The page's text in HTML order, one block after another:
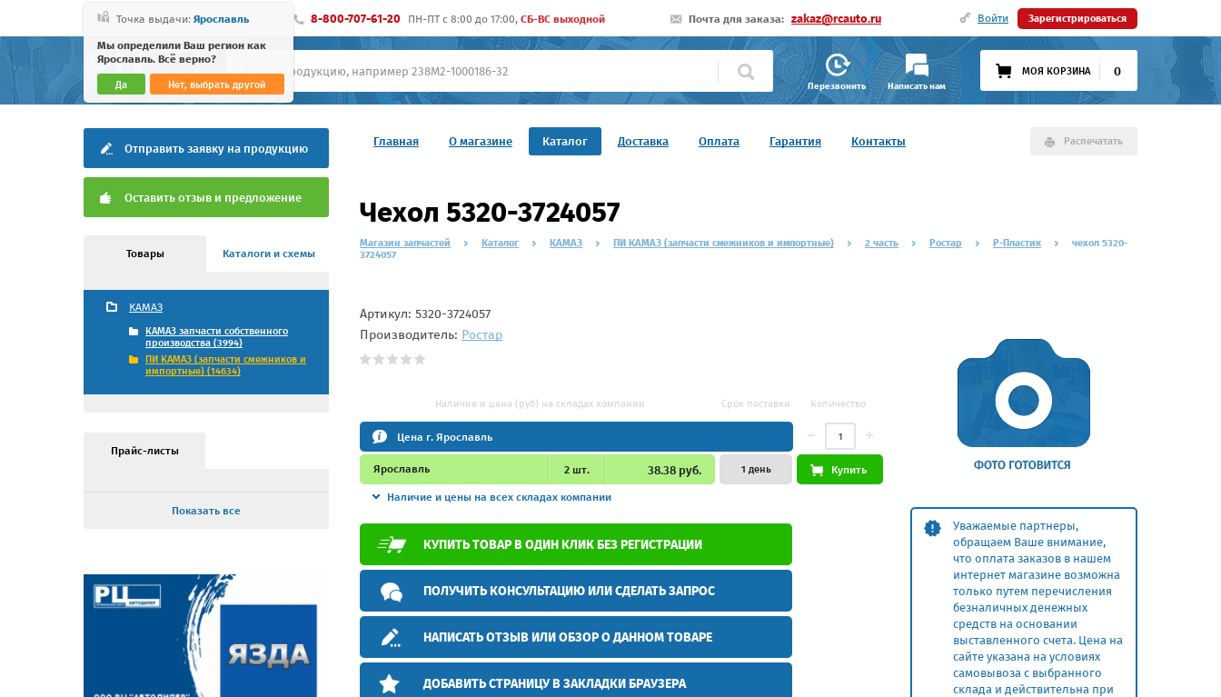
Точка выдачи: Ярославль
Мы определили Ваш регион как
Ярославль. Всё верно?
Да Нет, выбрать другой
8-800-707-61-20 ПН-ПТ c 8:00 до 17:00, СБ-ВС выходной Почта для заказа: zakaz@rcauto.ru Войти Зарегистрироваться
Перезвонить Написать нам
МОЯ КОРЗИНА 0
Главная О магазине Каталог Доставка Оплата Гарантия Контакты Распечатать
Отправить заявку на продукцию
Оставить отзыв и предложение
Товары Каталоги и схемы
КАМАЗ
КАМАЗ запчасти собственного
производства (3994)
ПИ КАМАЗ (запчасти смежников и
импортные) (14634)
Прайс-листы
Показать все
Чехол 5320-3724057
Магазин запчастей Каталог КАМАЗ ПИ КАМАЗ (запчасти смежников и импортные) 2 часть Ростар Р-Пластик
чехол 5320-
3724057
Уважаемые партнеры,
обращаем Ваше внимание,
что оплата заказов в нашем
интернет магазине возможна
только путем перечисления
безналичных денежных
средств на основании
выставленного счета. Цена на
сайте указана на условиях
самовывоза с выбранного
склада и действительна при
Артикул: 5320-3724057
Производитель: Ростар
Наличие и цена (руб) на складах компании Срок поставки Количество
Цена г. Ярославль
Ярославль 2 шт. 38.38 руб.
Наличие и цены на всех складах компании
1 день Купить
КУПИТЬ ТОВАР В ОДИН КЛИК БЕЗ РЕГИСТРАЦИИ
ПОЛУЧИТЬ КОНСУЛЬТАЦИЮ ИЛИ СДЕЛАТЬ ЗАПРОС
НАПИСАТЬ ОТЗЫВ ИЛИ ОБЗОР О ДАННОМ ТОВАРЕ
ДОБАВИТЬ СТРАНИЦУ В ЗАКЛАДКИ БРАУЗЕРА